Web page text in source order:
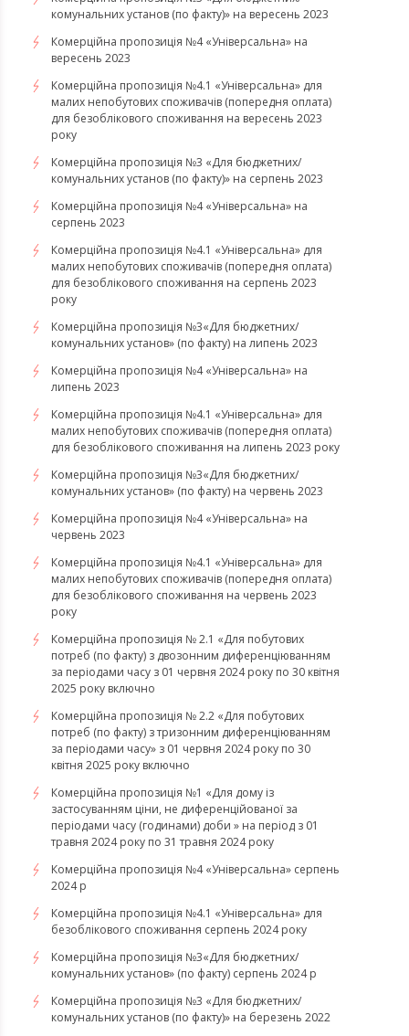
комунальних установ (по факту)» на вересень 2023
Комерційна пропозиція №4 «Універсальна» на
вересень 2023
Комерційна пропозиція №4.1 «Універсальна» для
малих непобутових споживачів (попередня оплата)
для безоблікового споживання на вересень 2023
року
Комерційна пропозиція №3 «Для бюджетних/
комунальних установ (по факту)» на серпень 2023
Комерційна пропозиція №4 «Універсальна» на
серпень 2023
Комерційна пропозиція №4.1 «Універсальна» для
малих непобутових споживачів (попередня оплата)
для безоблікового споживання на серпень 2023
року
​​​​​​​Комерційна пропозиція №3«Для бюджетних/
комунальних установ» (по факту) на липень 2023
Комерційна пропозиція №4 «Універсальна» на
липень 2023
Комерційна пропозиція №4.1 «Універсальна» для
малих непобутових споживачів (попередня оплата)
для безоблікового споживання на липень 2023 року
Комерційна пропозиція №3«Для бюджетних/
комунальних установ» (по факту) на червень 2023
Комерційна пропозиція №4 «Універсальна» на
червень 2023
Комерційна пропозиція №4.1 «Універсальна» для
малих непобутових споживачів (попередня оплата)
для безоблікового споживання на червень 2023
року
Комерційна пропозиція № 2.1 «Для побутових
потреб (по факту) з двозонним диференціюванням
за періодами часу з 01 червня 2024 року по 30 квітня
2025 року включно
Комерційна пропозиція № 2.2 «Для побутових
потреб (по факту) з тризонним диференціюванням
за періодами часу» з 01 червня 2024 року по 30
квітня 2025 року включно
Комерційна пропозиція №1 «Для дому із
застосуванням ціни, не диференційованої за
періодами часу (годинами) доби » на період з 01
травня 2024 року по 31 травня 2024 року
Комерційна пропозиція №4 «Універсальна» серпень
2024 р
Комерційна пропозиція №4.1 «Універсальна» для
безоблікового споживання серпень 2024 року
Комерційна пропозиція №3«Для бюджетних/
комунальних установ» (по факту) серпень 2024 р
Комерційна пропозиція №3 «Для бюджетних/
комунальних установ (по факту)» на березень 2022